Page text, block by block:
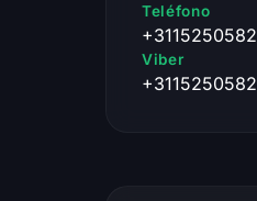
Teléfono
+3115250582
Viber
+3115250582